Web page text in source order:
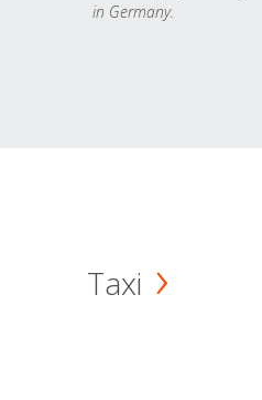
in Germany.
Taxi